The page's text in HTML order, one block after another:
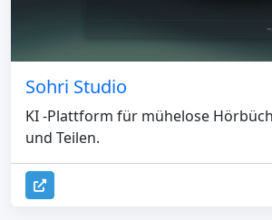
Sohri Studio
KI -Plattform für mühelose
und Teilen.